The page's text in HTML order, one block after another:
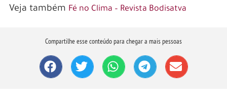
Veja também Fé no Clima – Revista Bodisatva
Compartilhe esse conteúdo para chegar a mais pessoas